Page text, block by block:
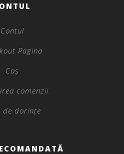
Contul
Pagina
Coș
comenzii
de dorințe